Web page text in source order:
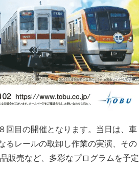
回目の開催となります。当日は、車
るレールの取卸し作業の実演、その
販売など、多彩なプログラムを予定